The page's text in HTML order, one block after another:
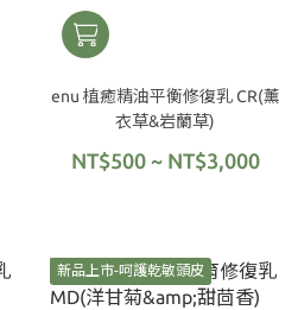
enu 植癒精油平衡修復乳 CR(薰
衣草&岩蘭草)
NT$500 ~ NT$3,000
新品上市-呵護乾敏頭皮